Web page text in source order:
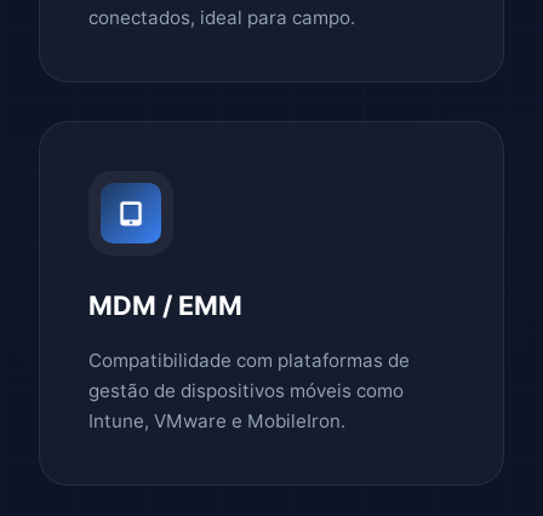
conectados, ideal para campo.
MDM / EMM
Compatibilidade com plataformas de
gestão de dispositivos móveis como
Intune, VMware e MobileIron.